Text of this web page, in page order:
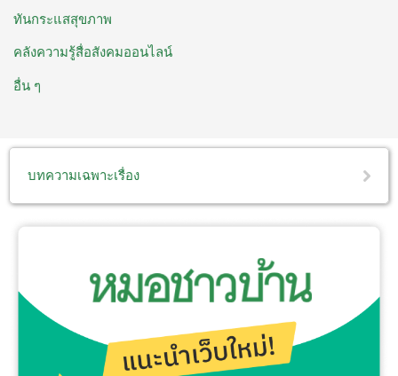
ทันกระแสสุขภาพ
คลังความรู้สื่อสังคมออนไลน์
อื่น ๆ
บทความเฉพาะเรื่อง